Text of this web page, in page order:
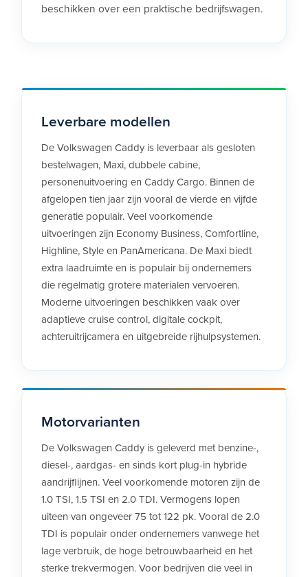
beschikken over een praktische bedrijfswagen.
Leverbare modellen
De Volkswagen Caddy is leverbaar als gesloten
bestelwagen, Maxi, dubbele cabine,
personenuitvoering en Caddy Cargo. Binnen de
afgelopen tien jaar zijn vooral de vierde en vijfde
generatie populair. Veel voorkomende
uitvoeringen zijn Economy Business, Comfortline,
Highline, Style en PanAmericana. De Maxi biedt
extra laadruimte en is populair bij ondernemers
die regelmatig grotere materialen vervoeren.
Moderne uitvoeringen beschikken vaak over
adaptieve cruise control, digitale cockpit,
achteruitrijcamera en uitgebreide rijhulpsystemen.
Motorvarianten
De Volkswagen Caddy is geleverd met benzine-,
diesel-, aardgas- en sinds kort plug-in hybride
aandrijflijnen. Veel voorkomende motoren zijn de
1.0 TSI, 1.5 TSI en 2.0 TDI. Vermogens lopen
uiteen van ongeveer 75 tot 122 pk. Vooral de 2.0
TDI is populair onder ondernemers vanwege het
lage verbruik, de hoge betrouwbaarheid en het
sterke trekvermogen. Voor bedrijven die veel in